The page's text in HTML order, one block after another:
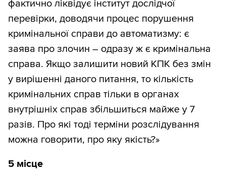
фактично ліквідує інститут дослідчої
перевірки, доводячи процес порушення
кримінальної справи до автоматизму: є
заява про злочин – одразу ж є кримінальна
справа. Якщо залишити новий КПК без змін
у вирішенні даного питання, то кількість
кримінальних справ тільки в органах
внутрішніх справ збільшиться майже у 7
разів. Про які тоді терміни розслідування
можна говорити, про яку якість?»
5 місце